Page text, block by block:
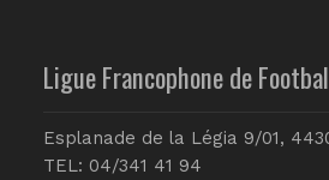
Ligue Francophone de
Esplanade de la Légia 9/01,
TEL: 04/341 41 94